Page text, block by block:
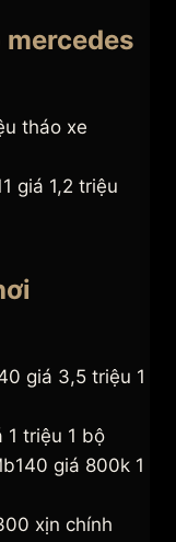
tháo xe
giá 1,2 triệu
giá 3,5 triệu 1
1 triệu 1 bộ
giá 800k 1
xịn chính